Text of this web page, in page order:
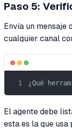
Paso 5:
Envía un mensaje
cualquier canal
¿Qué
El agente debe
esta es la que